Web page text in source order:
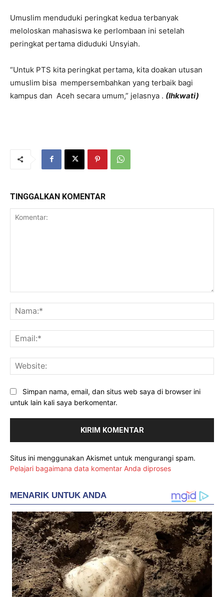
Umuslim menduduki peringkat kedua terbanyak
meloloskan mahasiswa ke perlombaan ini setelah
peringkat pertama diduduki Unsyiah.
“Untuk PTS kita peringkat pertama, kita doakan utusan
umuslim bisa mempersembahkan yang terbaik bagi
kampus dan Aceh secara umum,” jelasnya . (Ihkwati)
TINGGALKAN KOMENTAR
Simpan nama, email, dan situs web saya di browser ini
untuk lain kali saya berkomentar.
Situs ini menggunakan Akismet untuk mengurangi spam.
Pelajari bagaimana data komentar Anda diproses